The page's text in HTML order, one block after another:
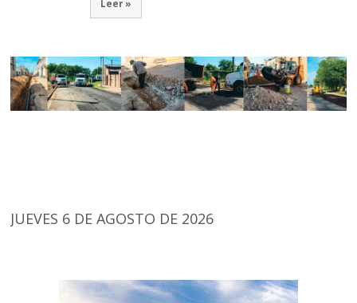
Leer »
JUEVES 6 DE AGOSTO DE 2026